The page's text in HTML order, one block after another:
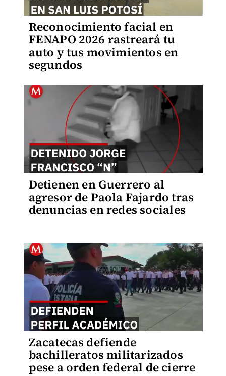
Reconocimiento facial en
FENAPO 2026 rastreará tu
auto y tus movimientos en
segundos
Detienen en Guerrero al
agresor de Paola Fajardo tras
denuncias en redes sociales
Zacatecas defiende
bachilleratos militarizados
pese a orden federal de cierre